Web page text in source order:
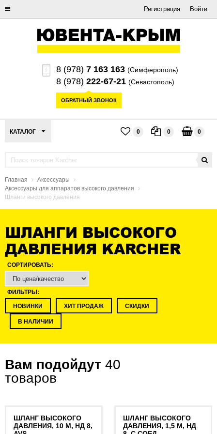
Регистрация Войти
8 (978) 7 163 163 (Симферополь)
8 (978) 222-67-21 (Севастополь)
ОБРАТНЫЙ ЗВОНОК
КАТАЛОГ 0 0 0
Главная
Аксессуары
Аксессуары для аппаратов высокого давления
Шланги высокого давления
ШЛАНГИ ВЫСОКОГО
ДАВЛЕНИЯ KARCHER
СОРТИРОВАТЬ:
ФИЛЬТРЫ:
НОВИНКИ ХИТ ПРОДАЖ СКИДКИ
В НАЛИЧИИ
Вам подойдут 40
товаров
ШЛАНГ ВЫСОКОГО
ДАВЛЕНИЯ, 10 М, НД 8,
ШЛАНГ ВЫСОКОГО
ДАВЛЕНИЯ, 1,5 М, НД